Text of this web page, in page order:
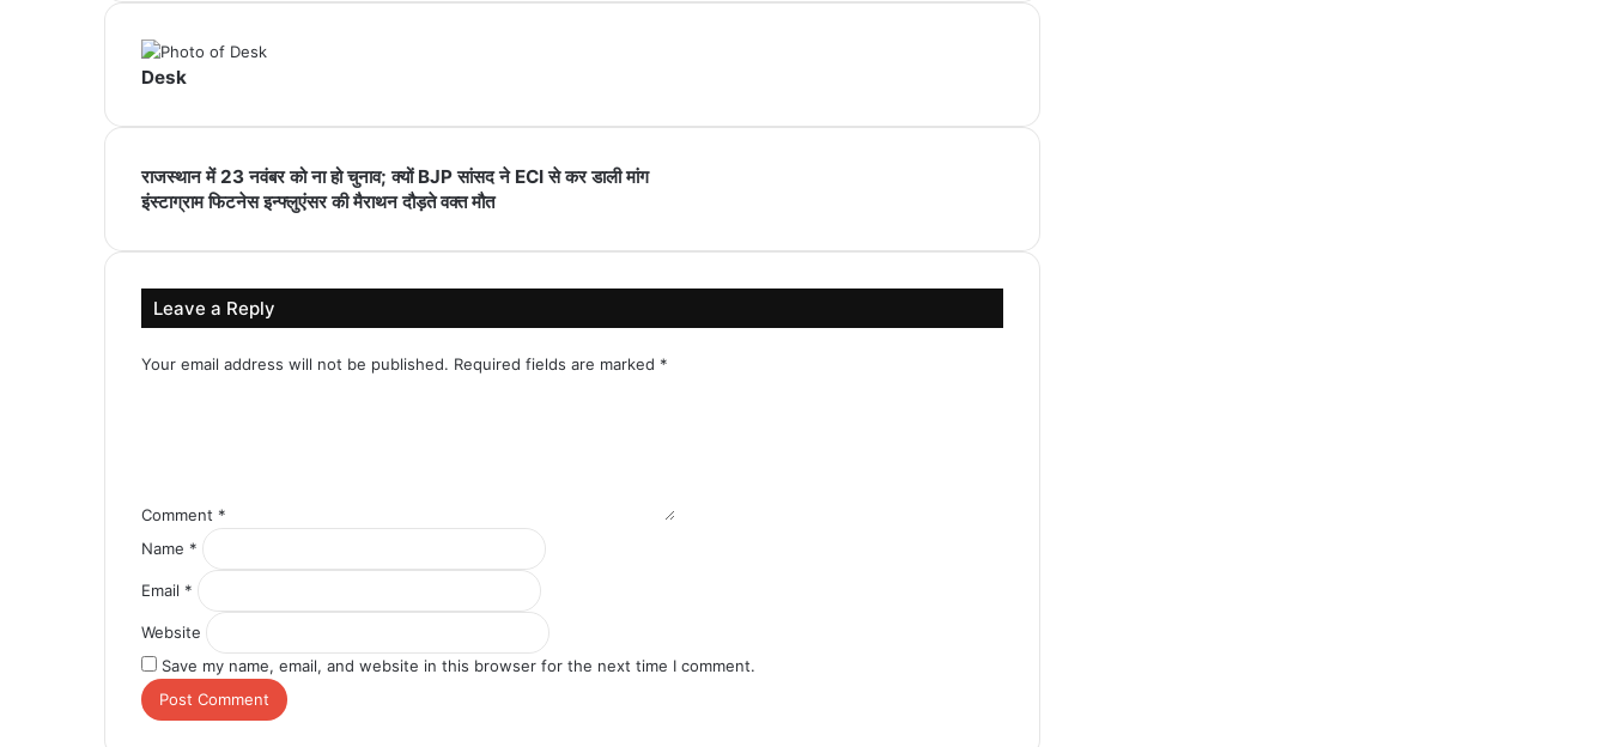
Desk
राजस्थान में 23 नवंबर को ना हो चुनाव; क्यों BJP सांसद ने ECI से कर डाली मांग
इंस्टाग्राम फिटनेस इन्फ्लुएंसर की मैराथन दौड़ते वक्त मौत
Leave a Reply
Your email address will not be published. Required fields are marked *
Comment *
Name *
Email *
Website
Save my name, email, and website in this browser for the next time I comment.